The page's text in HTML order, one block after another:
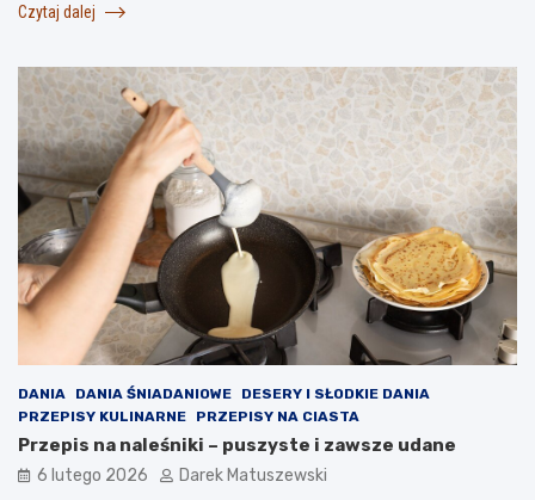
Czytaj dalej
DANIA DANIA ŚNIADANIOWE
DESERY I SŁODKIE DANIA
PRZEPISY KULINARNE
PRZEPISY NA CIASTA
Przepis na naleśniki – puszyste i zawsze udane
6 lutego 2026 Darek Matuszewski